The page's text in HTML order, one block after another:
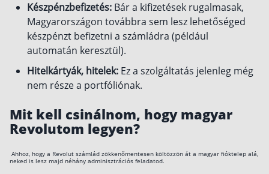
Készpénzbefizetés: Bár a kifizetések rugalmasak,
Magyarországon továbbra sem lesz lehetőséged
készpénzt befizetni a számládra (például
automatán keresztül).
Hitelkártyák, hitelek: Ez a szolgáltatás jelenleg még
nem része a portfóliónak.
Mit kell csinálnom, hogy magyar
Revolutom legyen?
Ahhoz, hogy a Revolut számlád zökkenőmentesen költözzön át a magyar fióktelep alá,
neked is lesz majd néhány adminisztrációs feladatod.